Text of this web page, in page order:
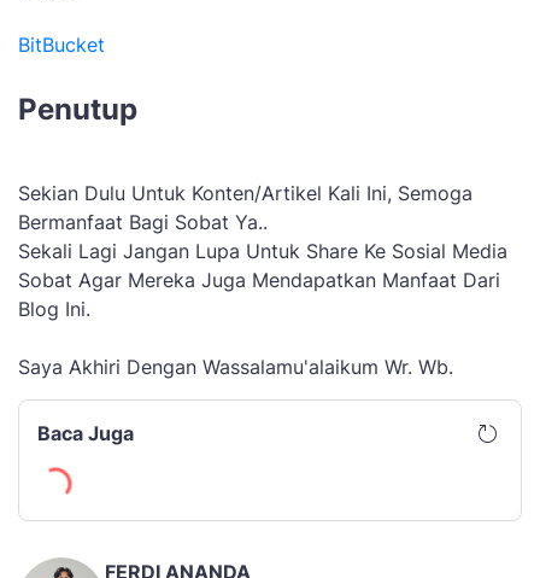
BitBucket
Penutup
Sekian Dulu Untuk Konten/Artikel Kali Ini, Semoga
Bermanfaat Bagi Sobat Ya..
Sekali Lagi Jangan Lupa Untuk Share Ke Sosial Media
Sobat Agar Mereka Juga Mendapatkan Manfaat Dari
Blog Ini.
Saya Akhiri Dengan Wassalamu'alaikum Wr. Wb.
Baca Juga
FERDI ANANDA